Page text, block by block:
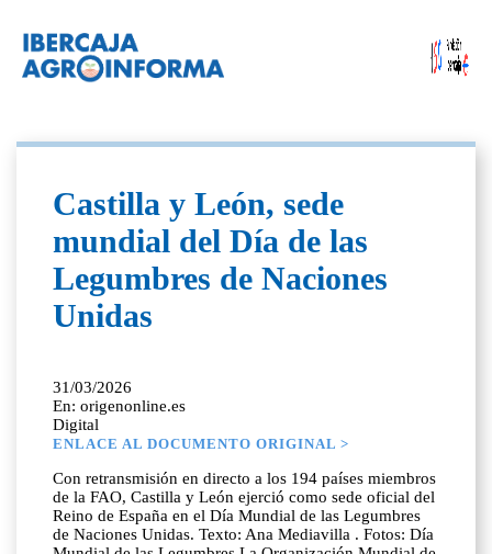
Castilla y León, sede
mundial del Día de las
Legumbres de Naciones
Unidas
31/03/2026
En: origenonline.es
Digital
ENLACE AL DOCUMENTO ORIGINAL >
Con retransmisión en directo a los 194 países miembros
de la FAO, Castilla y León ejerció como sede oficial del
Reino de España en el Día Mundial de las Legumbres
de Naciones Unidas. Texto: Ana Mediavilla . Fotos: Día